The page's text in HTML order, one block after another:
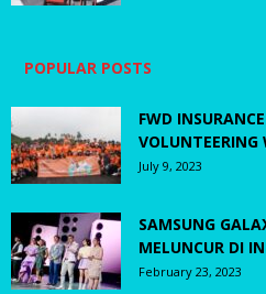
POPULAR POSTS
FWD
VOLUNTEERING
July 9, 2023
SAMSUNG
MELUNCUR DI
February 23, 2023